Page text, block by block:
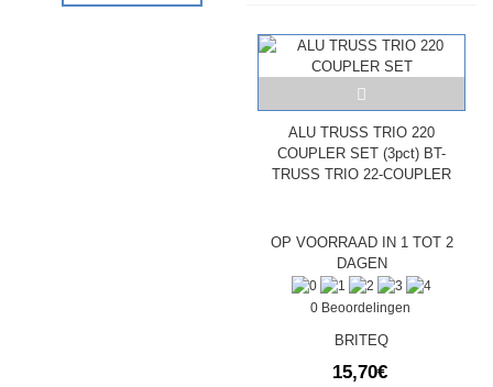
ALU TRUSS TRIO 220
COUPLER SET (3pct) BT-
TRUSS TRIO 22-COUPLER
OP VOORRAAD IN 1 TOT 2
DAGEN
0 Beoordelingen
BRITEQ
15,70€